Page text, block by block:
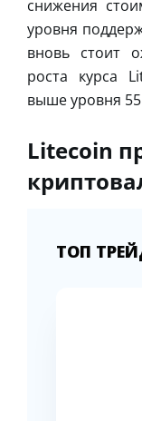
снижения
уровня
вновь стоит
роста курса
выше уровня
Litecoin
ТОП